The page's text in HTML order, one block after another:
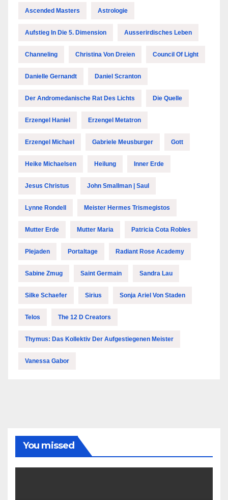
Ascended Masters Astrologie
Aufstieg In Die 5. Dimension Ausserirdisches Leben
Channeling Christina Von Dreien Council Of Light
Danielle Gernandt Daniel Scranton
Der Andromedanische Rat Des Lichts Die Quelle
Erzengel Haniel Erzengel Metatron
Erzengel Michael Gabriele Meusburger Gott
Heike Michaelsen Heilung Inner Erde
Jesus Christus John Smallman | Saul
Lynne Rondell Meister Hermes Trismegistos
Mutter Erde Mutter Maria Patricia Cota Robles
Plejaden Portaltage Radiant Rose Academy
Sabine Zmug Saint Germain Sandra Lau
Silke Schaefer Sirius Sonja Ariel Von Staden
Telos The 12 D Creators
Thymus: Das Kollektiv Der Aufgestiegenen Meister
Vanessa Gabor
You missed